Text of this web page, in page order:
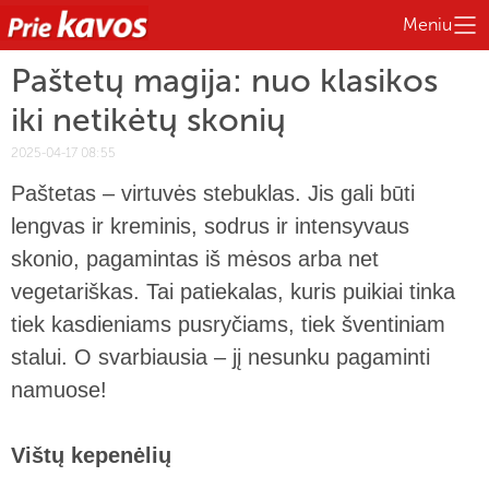
Meniu
Paštetų magija: nuo klasikos
iki netikėtų skonių
2025-04-17 08:55
Paštetas – virtuvės stebuklas. Jis gali būti
lengvas ir kreminis, sodrus ir intensyvaus
skonio, pagamintas iš mėsos arba net
vegetariškas. Tai patiekalas, kuris puikiai tinka
tiek kasdieniams pusryčiams, tiek šventiniam
stalui. O svarbiausia – jį nesunku pagaminti
namuose!
Vištų kepenėlių